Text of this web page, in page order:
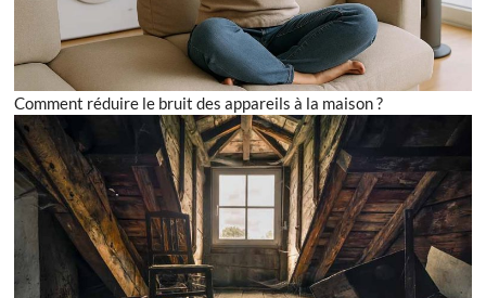
Comment réduire le bruit des appareils à la maison ?